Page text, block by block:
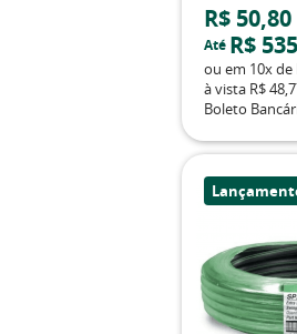
R$ 50,80
Até R$
ou em 10xde
à vista R$
Boleto